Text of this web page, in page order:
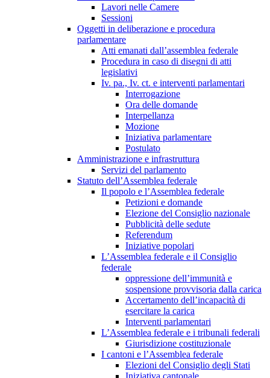
Lavori nelle Camere
Sessioni
Oggetti in deliberazione e procedura
parlamentare
Atti emanati dall’assemblea federale
Procedura in caso di disegni di atti
legislativi
Iv. pa., Iv. ct. e interventi parlamentari
Interrogazione
Ora delle domande
Interpellanza
Mozione
Iniziativa parlamentare
Postulato
Amministrazione e infrastruttura
Servizi del parlamento
Statuto dell’Assemblea federale
Il popolo e l’Assemblea federale
Petizioni e domande
Elezione del Consiglio nazionale
Pubblicità delle sedute
Referendum
Iniziative popolari
L’Assemblea federale e il Consiglio
federale
oppressione dell’immunità e
sospensione provvisoria dalla carica
Accertamento dell’incapacità di
esercitare la carica
Interventi parlamentari
L’Assemblea federale e i tribunali federali
Giurisdizione costituzionale
I cantoni e l’Assemblea federale
Elezioni del Consiglio degli Stati